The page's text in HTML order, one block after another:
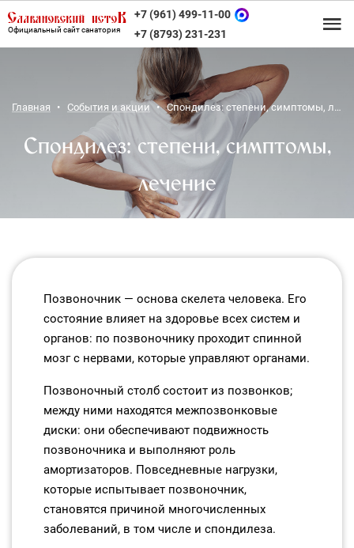
Официальный сайт санатория
+7 (961) 499-11-00
+7 (8793) 231-231
Главная События и акции Спондилез: степени, симптомы, лечение
Спондилез: степени, симптомы,
лечение
Позвоночник — основа скелета человека. Его
состояние влияет на здоровье всех систем и
органов: по позвоночнику проходит спинной
мозг с нервами, которые управляют органами.
Позвоночный столб состоит из позвонков;
между ними находятся межпозвонковые
диски: они обеспечивают подвижность
позвоночника и выполняют роль
амортизаторов. Повседневные нагрузки,
которые испытывает позвоночник,
становятся причиной многочисленных
заболеваний, в том числе и спондилеза.